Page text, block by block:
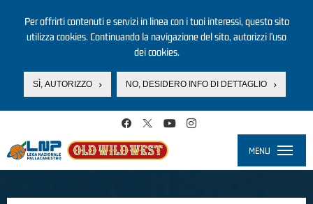
Per offrirti contenuti e servizi in linea con i tuoi interessi, questo sito
utilizza cookies. Continuando la navigazione del sito, autorizzi l’uso
dei cookies.
SÌ, AUTORIZZO NO, DESIDERO INFO DI DETTAGLIO
MENU